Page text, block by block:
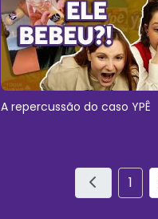
A repercussão do caso YPÊ
1